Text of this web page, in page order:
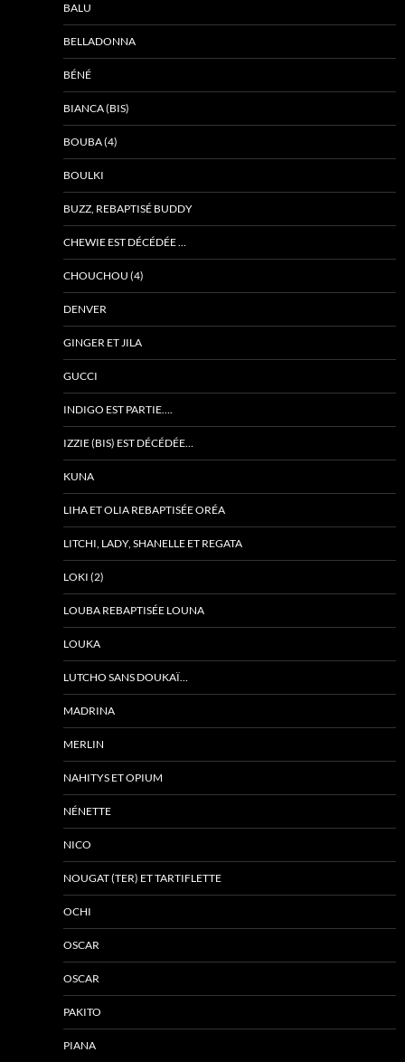
BALU
BELLADONNA
BÉNÉ
BIANCA (BIS)
BOUBA (4)
BOULKI
BUZZ, REBAPTISÉ BUDDY
CHEWIE EST DÉCÉDÉE …
CHOUCHOU (4)
DENVER
GINGER ET JILA
GUCCI
INDIGO EST PARTIE….
IZZIE (BIS) EST DÉCÉDÉE…
KUNA
LIHA ET OLIA REBAPTISÉE ORÉA
LITCHI, LADY, SHANELLE ET REGATA
LOKI (2)
LOUBA REBAPTISÉE LOUNA
LOUKA
LUTCHO SANS DOUKAÏ…
MADRINA
MERLIN
NAHITYS ET OPIUM
NÉNETTE
NICO
NOUGAT (TER) ET TARTIFLETTE
OCHI
OSCAR
OSCAR
PAKITO
PIANA